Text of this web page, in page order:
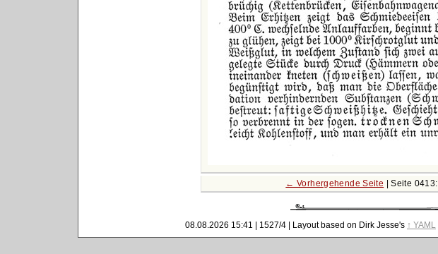
← Vorhergehende Seite | Seite 0413:
08.08.2026 15:41 | 1527/4 | Layout based on Dirk Jesse's ↑ YAML